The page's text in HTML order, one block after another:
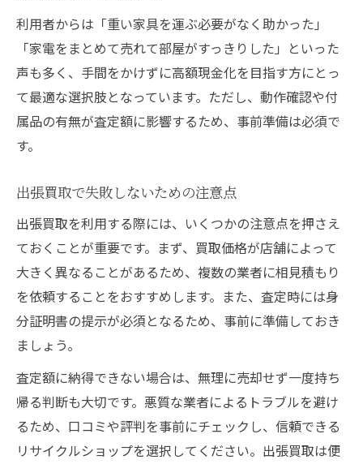
利用者からは「重い家具を運ぶ必要がなく助かった」
「家電をまとめて売れて部屋がすっきりした」といった
声も多く、手間をかけずに高額現金化を目指す方にとっ
て最適な選択肢となっています。ただし、動作確認や付
属品の有無が査定額に影響するため、事前準備は必須で
す。
出張買取で失敗しないための注意点
出張買取を利用する際には、いくつかの注意点を押さえ
ておくことが重要です。まず、買取価格が店舗によって
大きく異なることがあるため、複数の業者に相見積もり
を依頼することをおすすめします。また、査定時には身
分証明書の提示が必須となるため、事前に準備しておき
ましょう。
査定額に納得できない場合は、無理に売却せず一度持ち
帰る判断も大切です。悪質な業者によるトラブルを避け
るため、口コミや評判を事前にチェックし、信頼できる
リサイクルショップを選択してください。出張買取は便